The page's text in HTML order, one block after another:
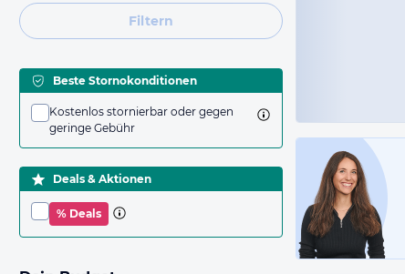
Filtern
Beste Stornokonditionen
Kostenlos stornierbar oder gegen
geringe Gebühr
Deals & Aktionen
% Deals